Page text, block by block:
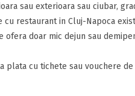
sau exterioara sau ciubar,
restaurant in Cluj-Napoca
doar mic dejun sau
cu tichete sau vouchere